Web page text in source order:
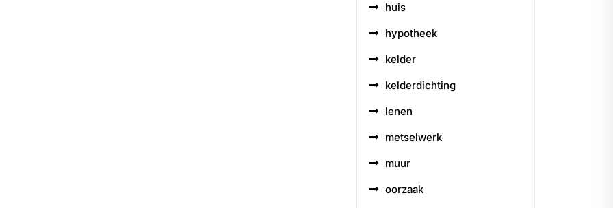
huis
hypotheek
kelder
kelderdichting
lenen
metselwerk
muur
oorzaak